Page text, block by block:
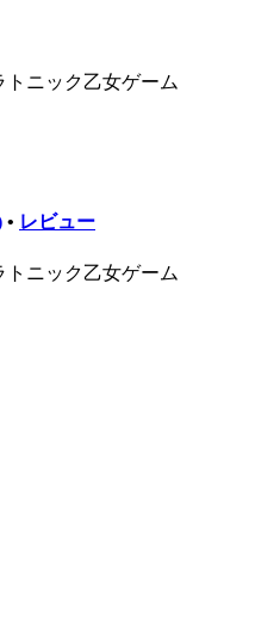
ニック乙女ゲーム
• レビュー
ニック乙女ゲーム